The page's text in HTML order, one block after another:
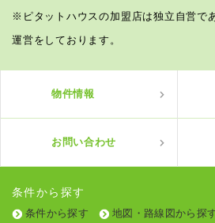
※ピタットハウスの加盟店は独立自営で
運営をしております。
物件情報
お問い合わせ
条件から探す
条件から探す 地図・路線図から探